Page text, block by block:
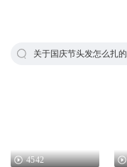
关于国庆节头发怎么扎的
4542